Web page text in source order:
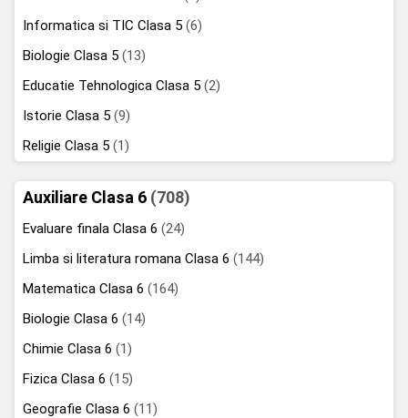
Informatica si TIC Clasa 5 (6)
Biologie Clasa 5 (13)
Educatie Tehnologica Clasa 5 (2)
Istorie Clasa 5 (9)
Religie Clasa 5 (1)
Auxiliare Clasa 6 (708)
Evaluare finala Clasa 6 (24)
Limba si literatura romana Clasa 6 (144)
Matematica Clasa 6 (164)
Biologie Clasa 6 (14)
Chimie Clasa 6 (1)
Fizica Clasa 6 (15)
Geografie Clasa 6 (11)